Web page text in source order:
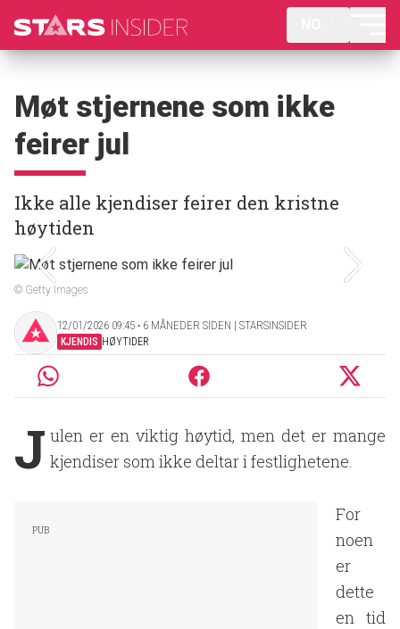
Møt stjernene som ikke
feirer jul
Ikke alle kjendiser feirer den kristne
høytiden
© Getty Images
12/01/2026 09:45 ‧ 6 MÅNEDER SIDEN | STARSINSIDER
KJENDIS HØYTIDER
J ulen er en viktig høytid, men det er mange
kjendiser som ikke deltar i festlighetene.
For
noen
er
dette
en tid